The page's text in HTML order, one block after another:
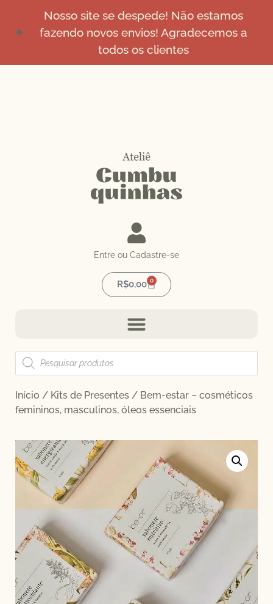
Nosso site se despede! Não estamos
fazendo novos envios! Agradecemos a
todos os clientes
Entre ou Cadastre-se
R$0,00 0
Início / Kits de Presentes / Bem-estar – cosméticos
femininos, masculinos, óleos essenciais